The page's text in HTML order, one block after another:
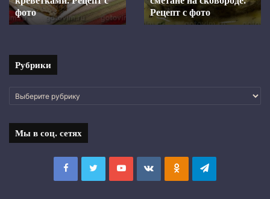
Рецепт с фото
Рецепт
с
духовке. Рецепт с фото
Рубрики
Рубрики
Мы в соц. сетях
FacebookTwitterYouTubevk.comОдноклассники
Telegram